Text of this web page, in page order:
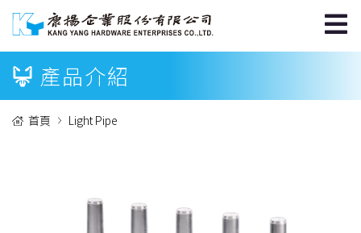
產品介紹
首頁 Light Pipe